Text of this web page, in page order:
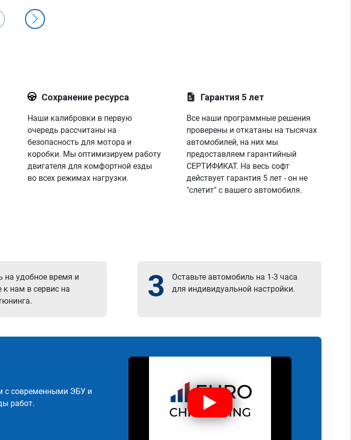
Сохранение ресурса
Наши калибровки в первую
очередь рассчитаны на
безопасность для мотора и
коробки. Мы оптимизируем работу
двигателя для комфортной езды
во всех режимах нагрузки.
Гарантия 5 лет
Все наши программные решения
проверены и откатаны на тысячах
автомобилей, на них мы
предоставляем гарантийный
СЕРТИФИКАТ. На весь софт
действует гарантия 5 лет - он не
"слетит" с вашего автомобиля.
на удобное время и
к нам в сервис на
3
Оставьте автомобиль на 1-3 часа
для индивидуальной настройки.
с современными ЭБУ и
работ.